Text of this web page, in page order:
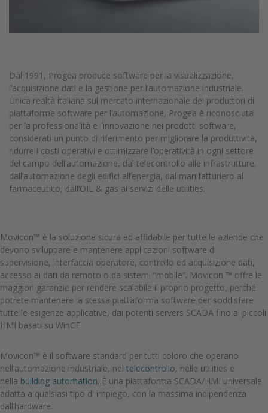
Dal 1991, Progea produce software per la visualizzazione,
l’acquisizione dati e la gestione per l’automazione industriale.
Unica realtà italiana sul mercato internazionale dei produttori di
piattaforme software per l’automazione, Progea è riconosciuta
per la professionalità e l’innovazione nei prodotti software,
considerati un punto di riferimento per migliorare la produttività,
ridurre i costi operativi e ottimizzare l’operatività in ogni settore
del campo dell’automazione, dal telecontrollo alle infrastrutture,
dall’automazione degli edifici all’energia, dal manifatturiero al
farmaceutico, dall’OIL & gas ai servizi delle utilities.
Movicon™ è la soluzione sicura ed affidabile per tutte le aziende che
devono sviluppare e mantenere applicazioni software di
supervisione, interfaccia operatore, controllo ed acquisizione dati,
accesso ai dati da remoto o da sistemi “mobile”. Movicon ™ offre le
maggiori garanzie per rendere scalabile il proprio progetto, perché
potrete mantenere la stessa piattaforma software per soddisfare
tutte le esigenze applicative, dai potenti servers SCADA fino ai piccoli
HMI basati su WinCE.
Movicon™ è il software standard per tutti coloro che operano
nell’automazione industriale, nel telecontrollo, nelle utilities e
nella building automation. È una piattaforma SCADA/HMI universale
adatta a qualsiasi tipo di impiego, con la massima indipendenza
dall’hardware.